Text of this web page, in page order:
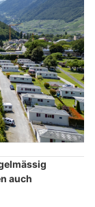
auch